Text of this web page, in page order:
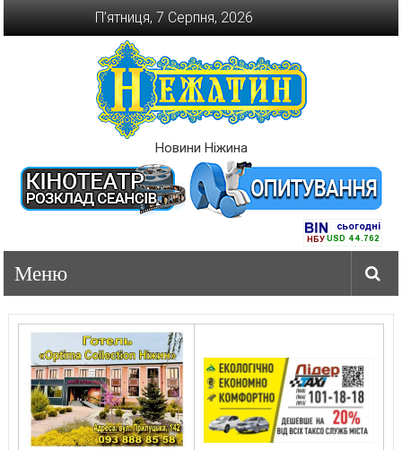
П’ятниця, 7 Серпня, 2026
Новини Ніжина